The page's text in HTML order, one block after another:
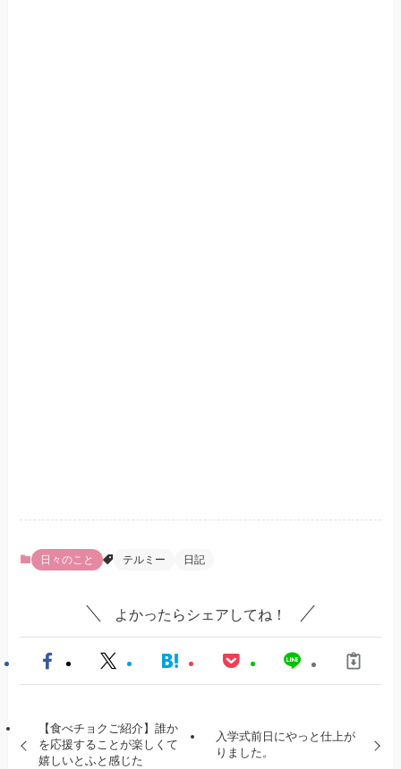
日々のこと テルミー 日記
よかったらシェアしてね！
【食べチョクご紹介】誰か
を応援することが楽しくて
嬉しいとふと感じた
入学式前日にやっと仕上が
りました。